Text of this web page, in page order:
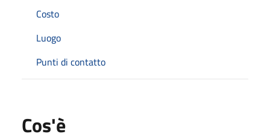
Costo
Luogo
Punti di contatto
Cos'è